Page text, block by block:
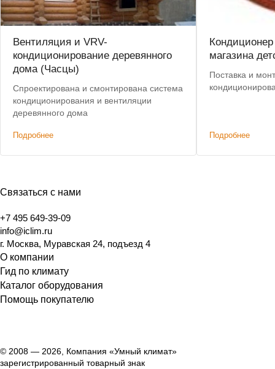
Вентиляция и VRV-
кондиционирование деревянного
дома (Часцы)
Спроектирована и смонтирована система
кондиционирования и вентиляции
деревянного дома
Подробнее
магазина
Поставка и
Подробнее
Связаться с нами
+7 495 649-39-09
info@iclim.ru
г. Москва, Муравская 24, подъезд 4
О компании
Гид по климату
Каталог оборудования
Помощь покупателю
© 2008 — 2026, Компания «Умный климат»
зарегистрированный товарный знак